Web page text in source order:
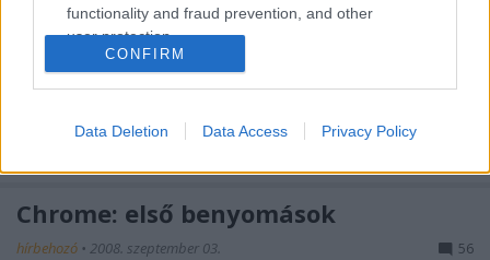
functionality and fraud prevention, and other
user protection.
CONFIRM
Data Deletion Data Access Privacy Policy
Megkértem a Chrome-konteszt két nyertesét, hogy
foglalják össze első benyomásaikat a Google
böngészőjéről. Elsőként Pozsi tapasztalatait
ügyesebb mint az awesomebar maximalizáláskor
Chrome: első benyomások
hírbehozó • 2008. szeptember 03. 56